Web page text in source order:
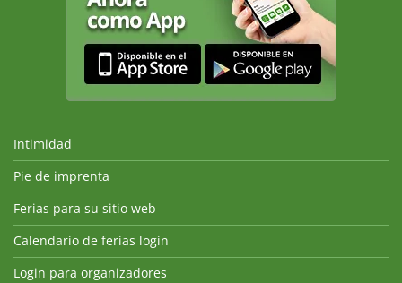
Intimidad
Pie de imprenta
Ferias para su sitio web
Calendario de ferias login
Login para organizadores